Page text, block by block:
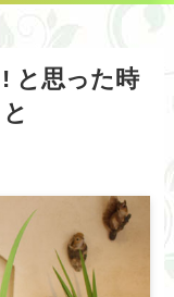
と思った時